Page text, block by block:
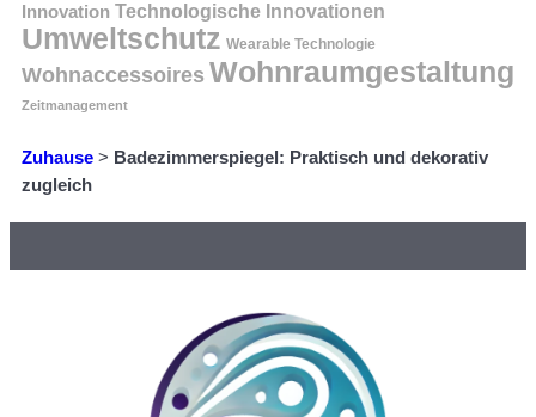
Innovation Technologische Innovationen
Umweltschutz Wearable Technologie
Wohnaccessoires Wohnraumgestaltung
Zeitmanagement
Zuhause > Badezimmerspiegel: Praktisch und dekorativ
zugleich